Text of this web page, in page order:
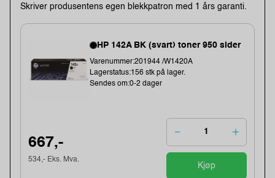
Skriver produsentens egen blekkpatron med 1 års garanti.
HP 142A BK (svart) toner 950 sider
Varenummer:201944 /W1420A
Lagerstatus:156 stk på lager.
Sendes om:0-2 dager
667,-
534,- Eks. Mva.
Kjøp